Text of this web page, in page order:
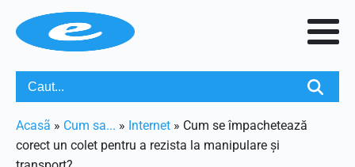
Acasã » Cum sa... » Internet » Cum se împachetează
corect un colet pentru a rezista la manipulare și